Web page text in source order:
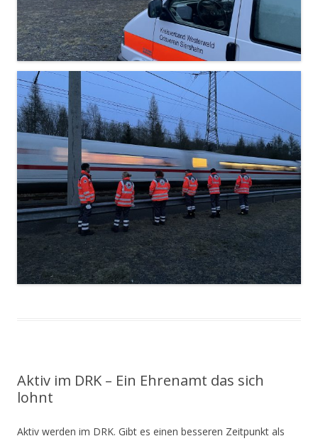
Aktiv im DRK – Ein Ehrenamt das sich
lohnt
Aktiv werden im DRK. Gibt es einen besseren Zeitpunkt als